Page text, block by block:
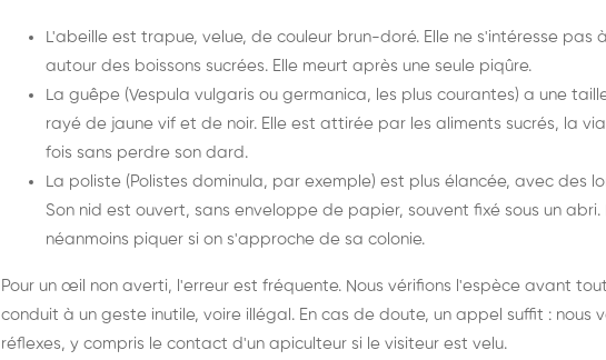
L'abeille est trapue, velue, de couleur brun-doré. Elle ne s'intéresse
autour des boissons sucrées. Elle meurt après une seule piqûre.
La guêpe (Vespula vulgaris ou germanica, les plus courantes) a une
rayé de jaune vif et de noir. Elle est attirée par les aliments sucrés, la
fois sans perdre son dard.
La poliste (Polistes dominula, par exemple) est plus élancée, avec des
Son nid est ouvert, sans enveloppe de papier, souvent fixé sous un abri.
néanmoins piquer si on s'approche de sa colonie.
Pour un œil non averti, l'erreur est fréquente. Nous vérifions l'espèce avant
conduit à un geste inutile, voire illégal. En cas de doute, un appel suffit : nous
réflexes, y compris le contact d'un apiculteur si le visiteur est velu.